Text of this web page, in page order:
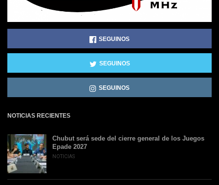
SEGUINOS
SEGUINOS
SEGUINOS
NOTICIAS RECIENTES
Chubut será sede del cierre general de los Juegos
Epade 2027
NOTICIAS